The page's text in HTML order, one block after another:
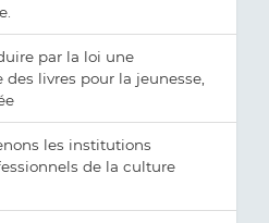
par la loi une
livres pour la jeunesse,
les institutions
de la culture